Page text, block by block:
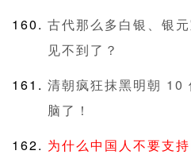
古代那么多白银、银
见不到了？
清朝疯狂抹黑明朝 10
脑了！
为什么中国人不要支